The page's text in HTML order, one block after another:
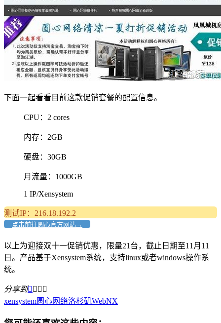
下面一起看看目前这款促销套餐的配置信息。
CPU：2 cores
内存：2GB
硬盘：30GB
月流量：1000GB
1 IP/Xensystem
测试IP：216.18.192.2
点击前往圆心官方网站→
以上为迎接双十一促销优惠，限量21台，截止日期至11月11
日。产品基于Xensystem系统，支持linux或者windows操作系
统。
分享到   
xensystem圆心网络洛杉矶WebNX